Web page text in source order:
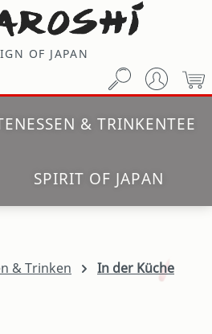
OF JAPAN
ESSEN & TRINKENTEE
SPIRIT OF JAPAN
& Trinken In der Küche